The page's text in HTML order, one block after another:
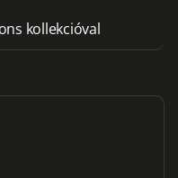
kollekcióval